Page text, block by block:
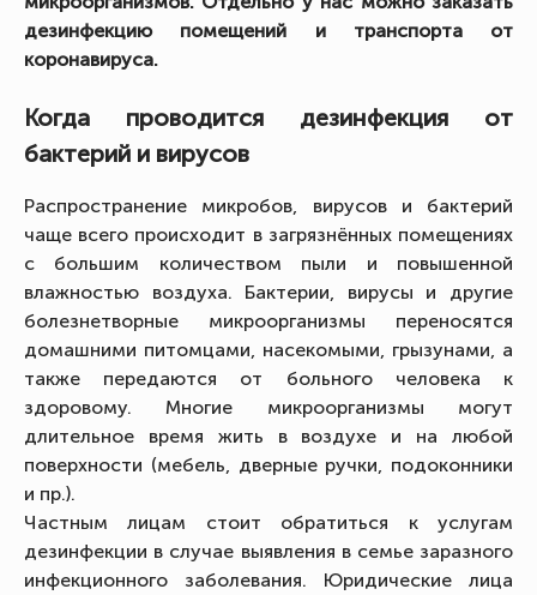
дезинфекцию помещений и транспорта от
коронавируса.
Когда проводится дезинфекция от
бактерий и вирусов
Распространение микробов, вирусов и бактерий
чаще всего происходит в загрязнённых помещениях
с большим количеством пыли и повышенной
влажностью воздуха. Бактерии, вирусы и другие
болезнетворные микроорганизмы переносятся
домашними питомцами, насекомыми, грызунами, а
также передаются от больного человека к
здоровому. Многие микроорганизмы могут
длительное время жить в воздухе и на любой
поверхности (мебель, дверные ручки, подоконники
и пр.).
Частным лицам стоит обратиться к услугам
дезинфекции в случае выявления в семье заразного
инфекционного заболевания. Юридические лица